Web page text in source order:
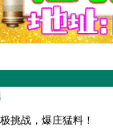
战，爆庄猛料！